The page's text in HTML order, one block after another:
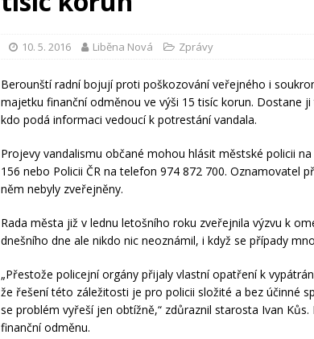
10. 5. 2016 Liběna Nová Zprávy
Berounští radní bojují proti poškozování veřejného i
majetku finanční odměnou ve výši 15 tisíc korun. Dostane ji
kdo podá informaci vedoucí k potrestání vandala.
Projevy vandalismu občané mohou hlásit městské policii na
156 nebo Policii ČR na telefon 974 872 700. Oznamovatel
něm nebyly zveřejněny.
Rada města již v lednu letošního roku zveřejnila výzvu k
dnešního dne ale nikdo nic neoznámil, i když se případy
„Přestože policejní orgány přijaly vlastní opatření k
že řešení této záležitosti je pro policii složité a bez účinné
se problém vyřeší jen obtížně,“ zdůraznil starosta Ivan
finanční odměnu.